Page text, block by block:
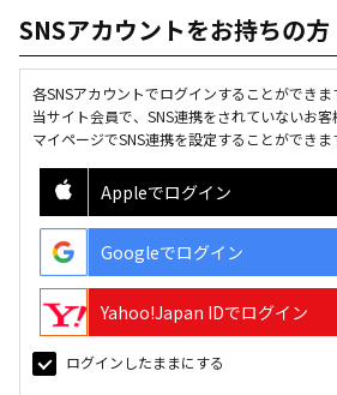
SNSアカウントをお持ちの方
各SNSアカウントでログインすることができま
当サイト会員で、SNS連携をされていないお
マイページでSNS連携を設定することができま
Appleでログイン
Googleでログイン
Yahoo!Japan IDでログイン
ログインしたままにする